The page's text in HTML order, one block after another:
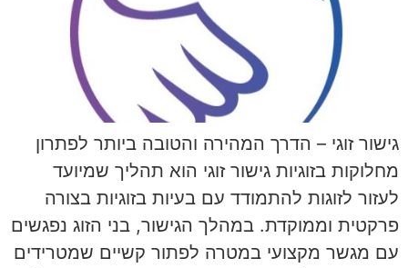
גישור זוגי – הדרך המהירה והטובה ביותר לפתרון
מחלוקות בזוגיות גישור זוגי הוא תהליך שמיועד
לעזור לזוגות להתמודד עם בעיות בזוגיות בצורה
פרקטית וממוקדת. במהלך הגישור, בני הזוג נפגשים
עם מגשר מקצועי במטרה לפתור קשיים שמטרידים